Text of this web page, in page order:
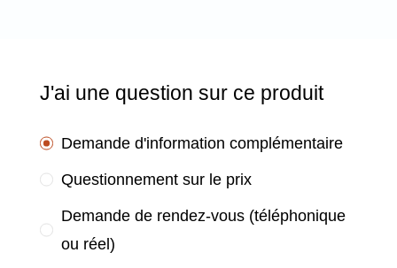
J'ai une question sur ce produit
Demande d'information complémentaire
Questionnement sur le prix
Demande de rendez-vous (téléphonique
ou réel)